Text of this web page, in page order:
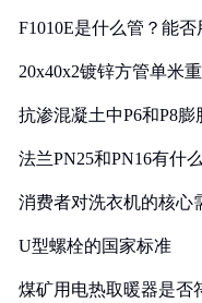
F1010E是什么管？能否
20x40x2镀锌方管单米
抗渗混凝土中P6和P8
法兰PN25和PN16有什
消费者对洗衣机的核心
U型螺栓的国家标准
煤矿用电热取暖器是否